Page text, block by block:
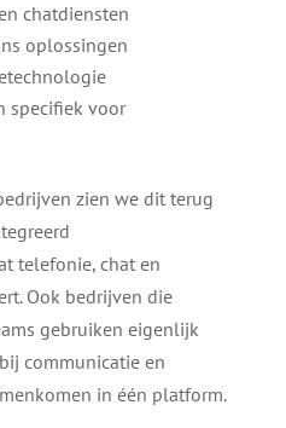
chatdiensten
oplossingen
specifiek voor
zien we dit terug
telefonie, chat en
Ook bedrijven die
gebruiken eigenlijk
communicatie en
in één platform.